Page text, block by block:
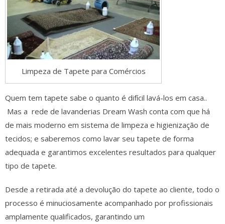
Limpeza de Tapete para Comércios
Quem tem tapete sabe o quanto é difícil lavá-los em casa..
Mas a rede de lavanderias Dream Wash conta com que há
de mais moderno em sistema de limpeza e higienização de
tecidos; e saberemos como lavar seu tapete de forma
adequada e garantimos excelentes resultados para qualquer
tipo de tapete.
Desde a retirada até a devolução do tapete ao cliente, todo o
processo é minuciosamente acompanhado por profissionais
amplamente qualificados, garantindo um